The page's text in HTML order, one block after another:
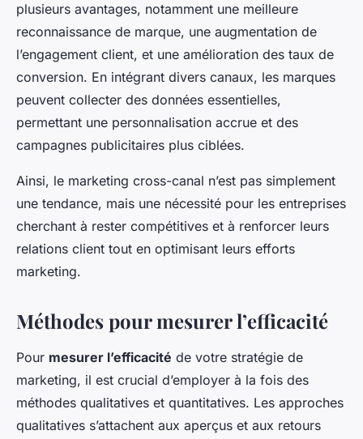
plusieurs avantages, notamment une meilleure
reconnaissance de marque, une augmentation de
l’engagement client, et une amélioration des taux de
conversion. En intégrant divers canaux, les marques
peuvent collecter des données essentielles,
permettant une personnalisation accrue et des
campagnes publicitaires plus ciblées.
Ainsi, le marketing cross-canal n’est pas simplement
une tendance, mais une nécessité pour les entreprises
cherchant à rester compétitives et à renforcer leurs
relations client tout en optimisant leurs efforts
marketing.
Méthodes pour mesurer l’efficacité
Pour mesurer l’efficacité de votre stratégie de
marketing, il est crucial d’employer à la fois des
méthodes qualitatives et quantitatives. Les approches
qualitatives s’attachent aux aperçus et aux retours